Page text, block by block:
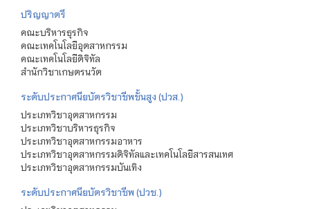
ปริญญาตรี
คณะบริหารธุรกิจ
คณะเทคโนโลยีอุตสาหกรรม
คณะเทคโนโลยีดิจิทัล
สำนักวิชาเกษตรนวัต
ระดับประกาศนียบัตรวิชาชีพชั้นสูง (ปวส.)
ประเภทวิชาอุตสาหกรรม
ประเภทวิชาบริหารธุรกิจ
ประเภทวิชาอุตสาหกรรมอาหาร
ประเภทวิชาอุตสาหกรรมดิจิทัลและเทคโนโลยีสารสนเทศ
ประเภทวิชาอุตสาหกรรมบันเทิง
ระดับประกาศนียบัตรวิชาชีพ (ปวช.)